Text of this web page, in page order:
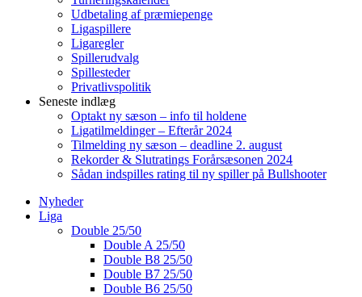
Udbetaling af præmiepenge
Ligaspillere
Ligaregler
Spillerudvalg
Spillesteder
Privatlivspolitik
Seneste indlæg
Optakt ny sæson – info til holdene
Ligatilmeldinger – Efterår 2024
Tilmelding ny sæson – deadline 2. august
Rekorder & Slutratings Forårsæsonen 2024
Sådan indspilles rating til ny spiller på Bullshooter
Nyheder
Liga
Double 25/50
Double A 25/50
Double B8 25/50
Double B7 25/50
Double B6 25/50